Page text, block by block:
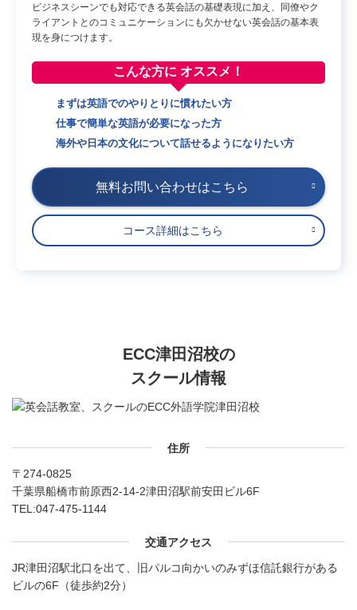
ビジネスシーンでも対応できる英会話の基礎表現に加え、同僚やク
ライアントとのコミュニケーションにも欠かせない英会話の基本表
現を身につけます。
こんな方に オススメ！
まずは英語でのやりとりに慣れたい方
仕事で簡単な英語が必要になった方
海外や日本の文化について話せるようになりたい方
無料お問い合わせはこちら
コース詳細はこちら
ECC津田沼校の
スクール情報
住所
〒274-0825
千葉県船橋市前原西2-14-2津田沼駅前安田ビル6F
TEL:047-475-1144
交通アクセス
JR津田沼駅北口を出て、旧パルコ向かいのみずほ信託銀行がある
ビルの6F（徒歩約2分）